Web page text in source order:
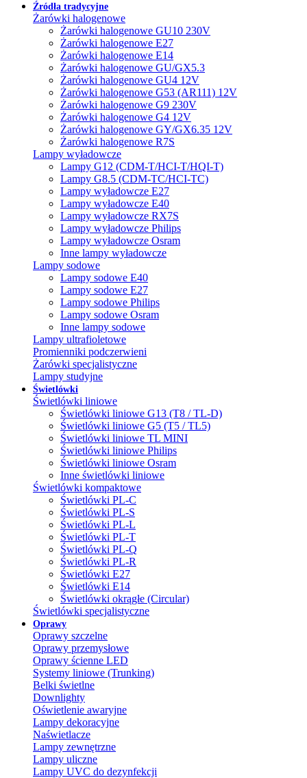
Źródła tradycyjne
Żarówki halogenowe
Żarówki halogenowe GU10 230V
Żarówki halogenowe E27
Żarówki halogenowe E14
Żarówki halogenowe GU/GX5.3
Żarówki halogenowe GU4 12V
Żarówki halogenowe G53 (AR111) 12V
Żarówki halogenowe G9 230V
Żarówki halogenowe G4 12V
Żarówki halogenowe GY/GX6.35 12V
Żarówki halogenowe R7S
Lampy wyładowcze
Lampy G12 (CDM-T/HCI-T/HQI-T)
Lampy G8.5 (CDM-TC/HCI-TC)
Lampy wyładowcze E27
Lampy wyładowcze E40
Lampy wyładowcze RX7S
Lampy wyładowcze Philips
Lampy wyładowcze Osram
Inne lampy wyładowcze
Lampy sodowe
Lampy sodowe E40
Lampy sodowe E27
Lampy sodowe Philips
Lampy sodowe Osram
Inne lampy sodowe
Lampy ultrafioletowe
Promienniki podczerwieni
Żarówki specjalistyczne
Lampy studyjne
Świetlówki
Świetlówki liniowe
Świetlówki liniowe G13 (T8 / TL-D)
Świetlówki liniowe G5 (T5 / TL5)
Świetlówki liniowe TL MINI
Świetlówki liniowe Philips
Świetlówki liniowe Osram
Inne świetlówki liniowe
Świetlówki kompaktowe
Świetlówki PL-C
Świetlówki PL-S
Świetlówki PL-L
Świetlówki PL-T
Świetlówki PL-Q
Świetlówki PL-R
Świetlówki E27
Świetlówki E14
Świetlówki okrągłe (Circular)
Świetlówki specjalistyczne
Oprawy
Oprawy szczelne
Oprawy przemysłowe
Oprawy ścienne LED
Systemy liniowe (Trunking)
Belki świetlne
Downlighty
Oświetlenie awaryjne
Lampy dekoracyjne
Naświetlacze
Lampy zewnętrzne
Lampy uliczne
Lampy UVC do dezynfekcji